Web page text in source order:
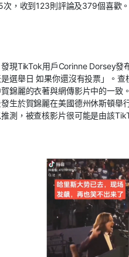
次，收到123則評論及379個喜歡
現TikTok用戶Corinne Dorsey
選舉日 如果你還沒有投票」。
賀錦麗的衣著與網傳影片中的一
生於賀錦麗在美國德州休斯頓舉
測，被查核影片很可能是由該